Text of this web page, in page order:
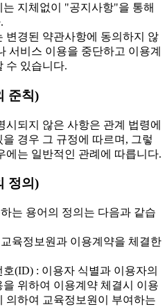
는 지체없이 "공지사항"을 통해
경된 약관사항에 동의하지 않
서비스 이용을 중단하고 이용계
수 있습니다.
준칙)
시되지 않은 사항은 관계 법령에
을 경우 그 규정에 따르며, 그렇
에는 일반적인 관례에 따릅니다.
정의)
는 용어의 정의는 다음과 같습
육정보원과 이용계약을 체결한
(ID) : 이용자 식별과 이용자의
을 위하여 이용계약 체결시 이용
의하여 교육정보원이 부여하는